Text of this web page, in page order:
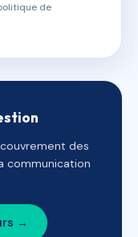
de
des
communication
→